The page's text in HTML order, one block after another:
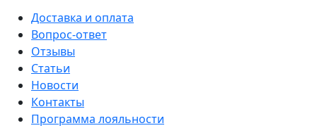
Доставка и оплата
Вопрос-ответ
Отзывы
Статьи
Новости
Контакты
Программа лояльности